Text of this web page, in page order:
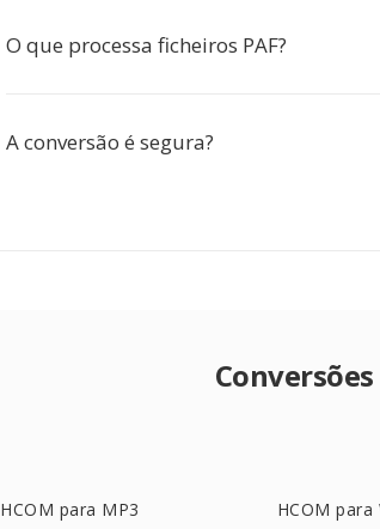
O que processa ficheiros PAF?
A conversão é segura?
HCOM para MP3 HCOM para